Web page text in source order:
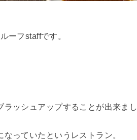
ーフstaffです。
ッシュアップすることが出来ま
っていたというレストラン。